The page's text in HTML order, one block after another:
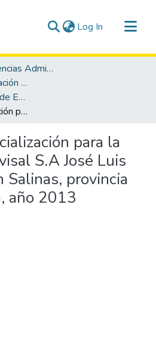
Log In (current)
Facultad de Ciencias Administrativas
Carrera de Administración de Empresas
Tesis Administración de Empresas
Plan de Comercialización para la Empresa Famovisal S.A José Luis Tamayo, cantón Salinas, provincia de Santa Elena, año 2013
para la
S.A José Luis
Salinas, provincia
año 2013